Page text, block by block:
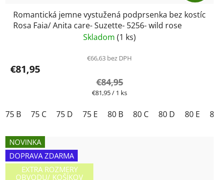
Romantická jemne vystužená podprsenka bez kostíc
Rosa Faia/ Anita care- Suzette- 5256- wild rose
Skladom (1 ks)
€66,63 bez DPH
€81,95
€84,95
Jednotková
€81,95 / 1 ks
75 B 75 C 75 D 75 E 80 B 80 C 80 D 80 E
NOVINKA
DOPRAVA ZDARMA
EXTRA ROZMERY
OBVODU/ KOŠÍKOV